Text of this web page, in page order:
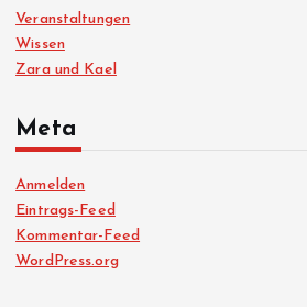
Veranstaltungen
Wissen
Zara und Kael
Meta
Anmelden
Eintrags-Feed
Kommentar-Feed
WordPress.org